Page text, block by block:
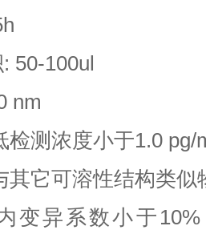
50-100ul
nm
检测浓度小于1.0 pg/
其它可溶性结构类似
变异系数小于